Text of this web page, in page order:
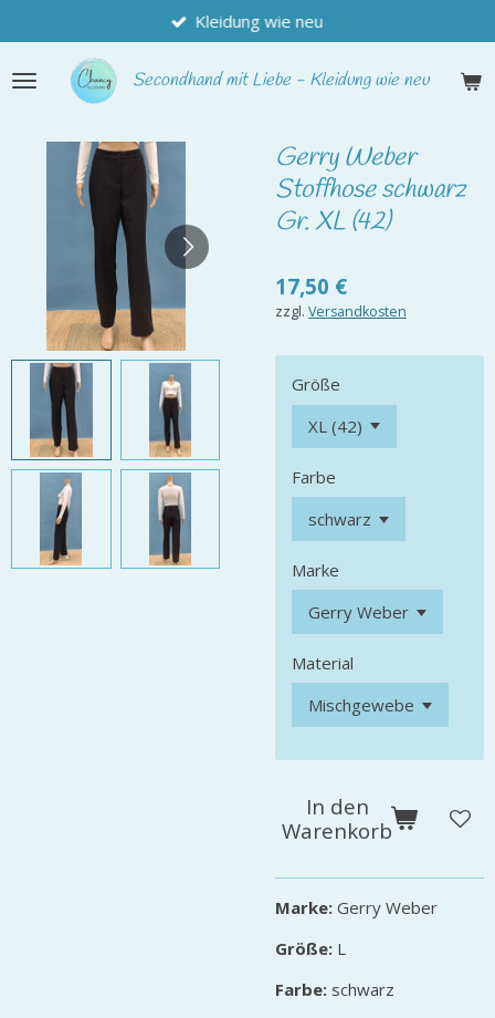
Hauptinhalt
springen
Secondhandmit Liebe - Kleidung wie neu
Kleidung wie neu
Gerry Weber
Stoffhose schwarz
Gr. XL (42)
17,50 €
zzgl. Versandkosten
Größe
Farbe
Marke
Material
In den
Warenkorb
Marke: Gerry Weber
Größe: L
Farbe: schwarz